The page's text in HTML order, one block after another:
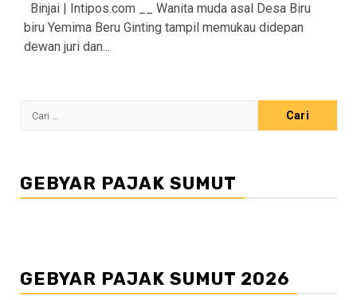
Binjai | Intipos.com __ Wanita muda asal Desa Biru
biru Yemima Beru Ginting tampil memukau didepan
dewan juri dan...
Cari
GEBYAR PAJAK SUMUT
GEBYAR PAJAK SUMUT 2026